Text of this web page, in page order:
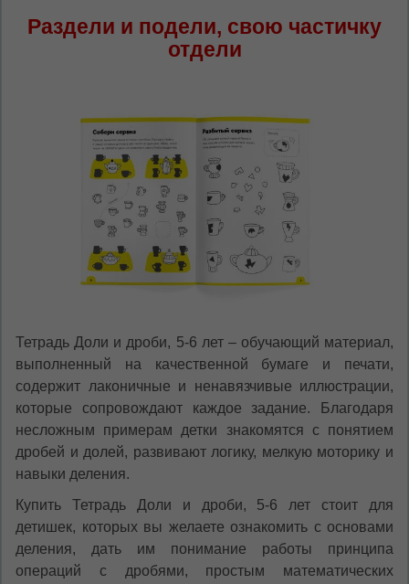
Раздели и подели, свою частичку
отдели
Тетрадь Доли и дроби, 5-6 лет – обучающий материал,
выполненный на качественной бумаге и печати,
содержит лаконичные и ненавязчивые иллюстрации,
которые сопровождают каждое задание. Благодаря
несложным примерам детки знакомятся с понятием
дробей и долей, развивают логику, мелкую моторику и
навыки деления.
Купить Тетрадь Доли и дроби, 5-6 лет стоит для
детишек, которых вы желаете ознакомить с основами
деления, дать им понимание работы принципа
операций с дробями, простым математических